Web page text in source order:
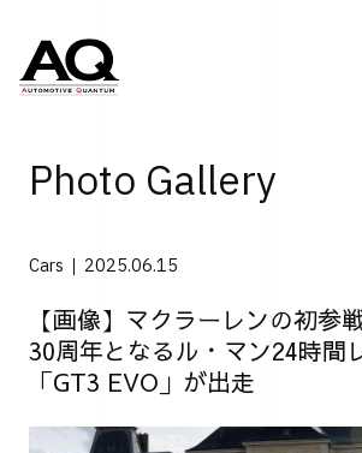
Photo Gallery
Cars 2025.06.15
【画像】マクラーレンの初参
30周年となるル・マン24時間
「GT3 EVO」が出走